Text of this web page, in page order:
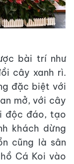
bài trí như
cây xanh rì.
đặc biệt với
mở, với cây
độc đáo, tạo
khách dừng
cũng là sân
Cá Koi vào